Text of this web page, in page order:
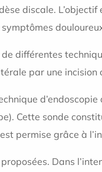
discale.
différentes
par une
Cette sonde
permise grâce à
Dans